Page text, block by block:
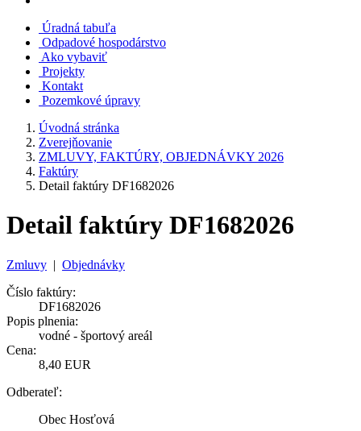
Úradná tabuľa
Odpadové hospodárstvo
Ako vybaviť
Projekty
Kontakt
Pozemkové úpravy
Úvodná stránka
Zverejňovanie
ZMLUVY, FAKTÚRY, OBJEDNÁVKY 2026
Faktúry
Detail faktúry DF1682026
Detail faktúry DF1682026
Zmluvy | Objednávky
Číslo faktúry:
DF1682026
Popis plnenia:
vodné - športový areál
Cena:
8,40 EUR
Odberateľ:
Obec Hosťová